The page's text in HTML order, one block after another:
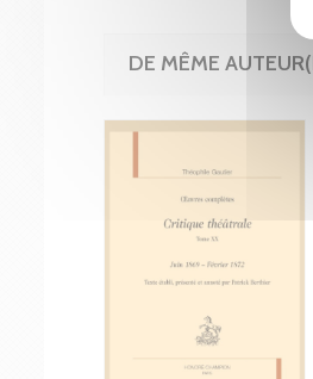
DE MÊME